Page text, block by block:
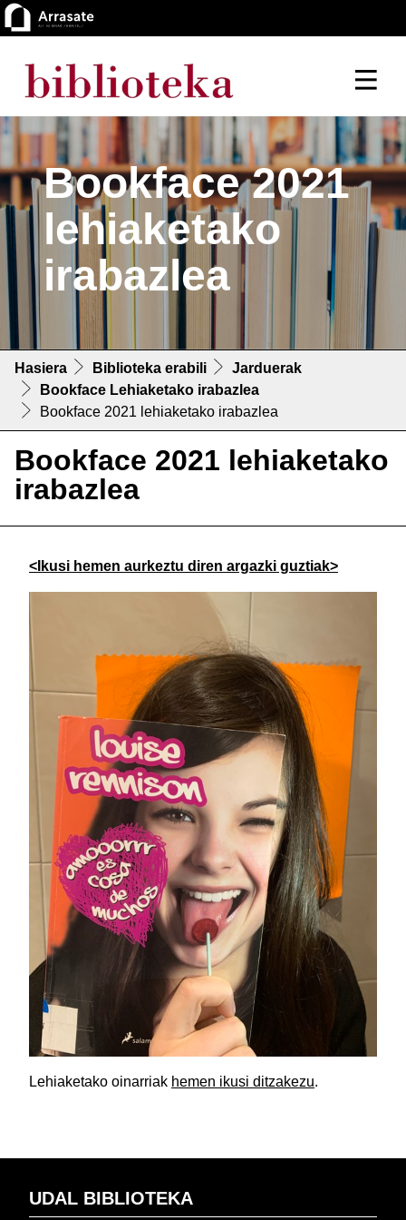
Bookface 2021
lehiaketako
irabazlea
Hasiera Biblioteka erabili
Jarduerak
Bookface Lehiaketako irabazlea
Bookface 2021 lehiaketako irabazlea
Bookface 2021 lehiaketako
irabazlea
<Ikusi hemen aurkeztu diren argazki guztiak>
Lehiaketako oinarriak hemen ikusi ditzakezu.
UDAL BIBLIOTEKA